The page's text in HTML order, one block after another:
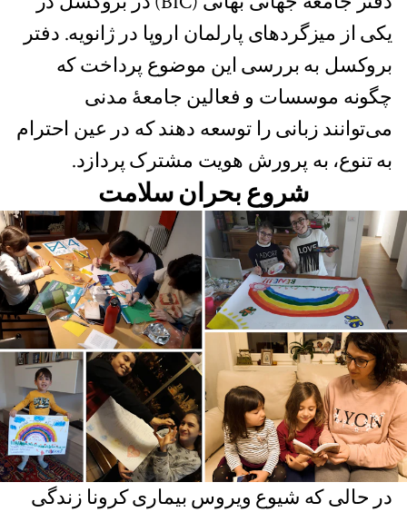
یکی از میزگردهای پارلمان اروپا در ژانویه. دفتر
بروکسل به بررسی این موضوع پرداخت که
چگونه موسسات و فعالین جامعۀ مدنی
می‌توانند زبانی را توسعه دهند که در عین احترام
به تنوع، به پرورش هویت مشترک پردازد.
شروع بحران سلامت
در حالی که شیوع ویروس بیماری کرونا زندگی